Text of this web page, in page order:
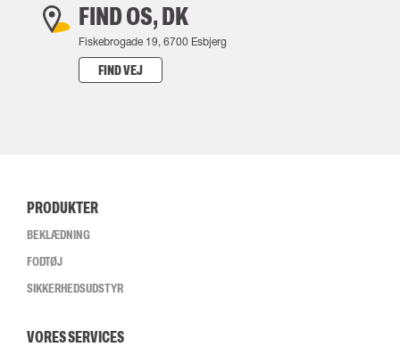
FIND OS, DK
Fiskebrogade 19, 6700 Esbjerg
FIND VEJ
PRODUKTER
BEKLÆDNING
FODTØJ
SIKKERHEDSUDSTYR
VORES SERVICES